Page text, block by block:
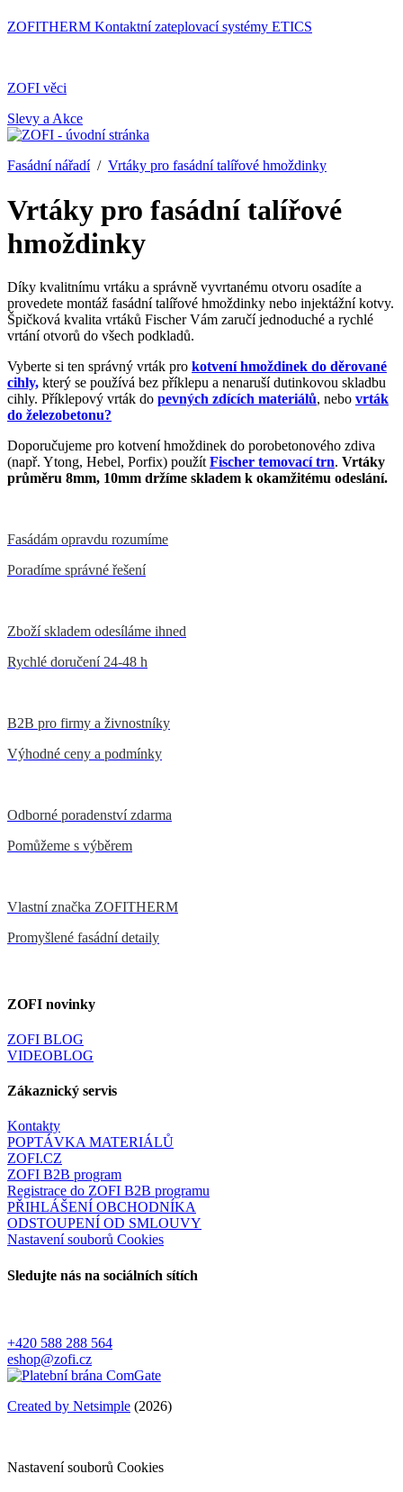
ZOFITHERM Kontaktní zateplovací systémy ETICS
ZOFI věci
Slevy a Akce
Fasádní nářadí / Vrtáky pro fasádní talířové hmoždinky
Vrtáky pro fasádní talířové
hmoždinky
Díky kvalitnímu vrtáku a správně vyvrtanému otvoru osadíte a
provedete montáž fasádní talířové hmoždinky nebo injektážní kotvy.
Špičková kvalita vrtáků Fischer Vám zaručí jednoduché a rychlé
vrtání otvorů do všech podkladů.
Vyberte si ten správný vrták pro kotvení hmoždinek do děrované
cihly, který se používá bez příklepu a nenaruší dutinkovou skladbu
cihly. Příklepový vrták do pevných zdících materiálů, nebo vrták
do železobetonu?
Doporučujeme pro kotvení hmoždinek do porobetonového zdiva
(např. Ytong, Hebel, Porfix) použít Fischer temovací trn. Vrtáky
průměru 8mm, 10mm držíme skladem k okamžitému odeslání.
Fasádám opravdu rozumíme
Poradíme správné řešení
Zboží skladem odesíláme ihned
Rychlé doručení 24-48 h
B2B pro firmy a živnostníky
Výhodné ceny a podmínky
Odborné poradenství zdarma
Pomůžeme s výběrem
Vlastní značka ZOFITHERM
Promyšlené fasádní detaily
ZOFI novinky
ZOFI BLOG
VIDEOBLOG
Zákaznický servis
Kontakty
POPTÁVKA MATERIÁLŮ
ZOFI.CZ
ZOFI B2B program
Registrace do ZOFI B2B programu
PŘIHLÁŠENÍ OBCHODNÍKA
ODSTOUPENÍ OD SMLOUVY
Nastavení souborů Cookies
Sledujte nás na sociálních sítích
+420 588 288 564
eshop@zofi.cz
Created by Netsimple (2026)
Nastavení souborů Cookies